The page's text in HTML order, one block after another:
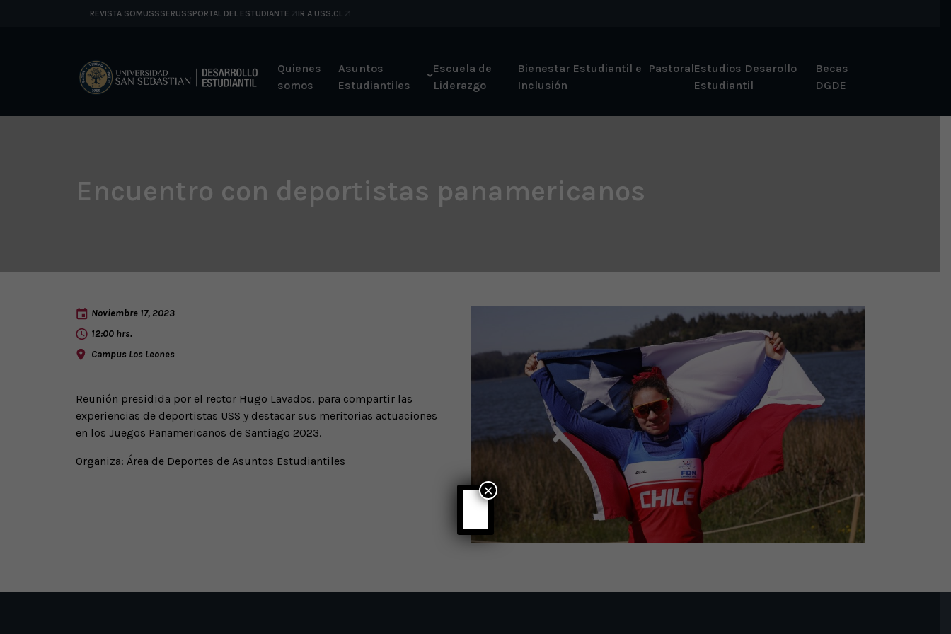
REVISTA SOMUSSSERUSSPORTAL DEL ESTUDIANTE IR A USS.CL
Quienes
somos
Asuntos
Estudiantiles
Escuela de
Liderazgo
Bienestar Estudiantil e
Inclusión
PastoralEstudios Desarollo
Estudiantil
Becas
DGDE
Encuentro con deportistas panamericanos
Noviembre 17, 2023
12:00 hrs.
Campus Los Leones
Reunión presidida por el rector Hugo Lavados, para compartir las
experiencias de deportistas USS y destacar sus meritorias actuaciones
en los Juegos Panamericanos de Santiago 2023.
Organiza: Área de Deportes de Asuntos Estudiantiles
×